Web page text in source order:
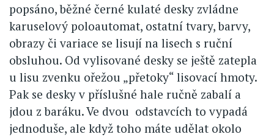
popsáno, běžné černé kulaté desky zvládne
karuselový poloautomat, ostatní tvary, barvy,
obrazy či variace se lisují na lisech s ruční
obsluhou. Od vylisované desky se ještě zatepla
u lisu zvenku ořežou „přetoky“ lisovací hmoty.
Pak se desky v příslušné hale ručně zabalí a
jdou z baráku. Ve dvou odstavcích to vypadá
jednoduše, ale když toho máte udělat okolo